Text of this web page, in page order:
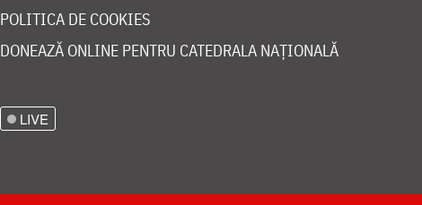
POLITICA DE COOKIES
DONEAZĂ ONLINE PENTRU CATEDRALA NAȚIONALĂ
LIVE